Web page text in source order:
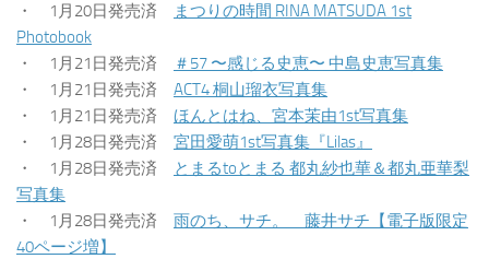
・ 1月20日発売済
まつりの時間 RINA MATSUDA 1st
Photobook
・ 1月21日発売済
＃57 〜感じる史恵〜 中島史恵写真集
・ 1月21日発売済 ACT4 桐山瑠衣写真集
・ 1月21日発売済 ほんとはね、宮本茉由1st写真集
・ 1月28日発売済 宮田愛萌1st写真集『Lilas』
・ 1月28日発売済
とまるtoとまる 都丸紗也華＆都丸亜華梨
写真集
・ 1月28日発売済 雨のち、サチ。 藤井サチ【電子版限定
40ページ増】